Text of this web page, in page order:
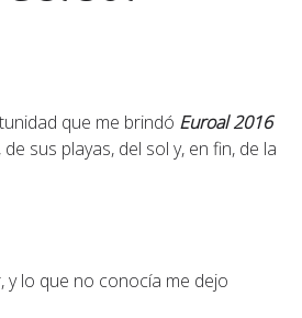
que me brindó Euroal 2016
sus playas, del sol y, en fin, de la
y lo que no conocía me dejo